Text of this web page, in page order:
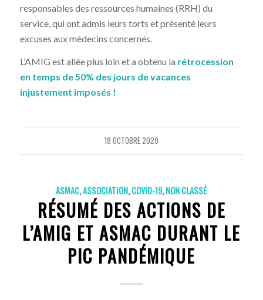
responsables des ressources humaines (RRH) du
service, qui ont admis leurs torts et présenté leurs
excuses aux médecins concernés.
L’AMIG est allée plus loin et a obtenu la rétrocession
en temps de 50% des jours de vacances
injustement imposés !
18 OCTOBRE 2020
ASMAC,ASSOCIATION,COVID-19,NON CLASSÉ
RÉSUMÉ DES ACTIONS DE
L’AMIG ET ASMAC DURANT LE
PIC PANDÉMIQUE